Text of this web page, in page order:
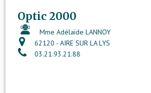
Optic 2000
Mme Adélaïde LANNOY
62120 - AIRE SUR LA LYS
03.21.93.21.88